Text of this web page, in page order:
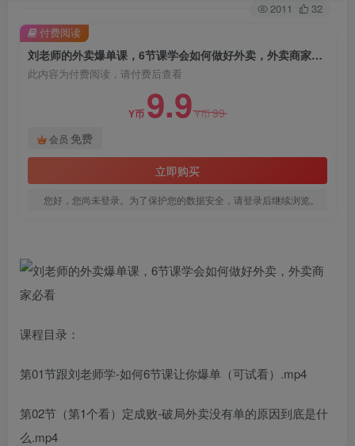
2011 32
刘老师的外卖爆单课，6节课学会如何做好外卖，外卖商家必看
此内容为付费阅读，请付费后查看
Y币 9.9Y币99
会员 免费
立即购买
您好，您尚未登录。为了保护您的数据安全，请登录后继续浏览。
付费阅读
课程目录：
第01节跟刘老师学-如何6节课让你爆单（可试看）.mp4
第02节（第1个看）定成败-破局外卖没有单的原因到底是什
么.mp4